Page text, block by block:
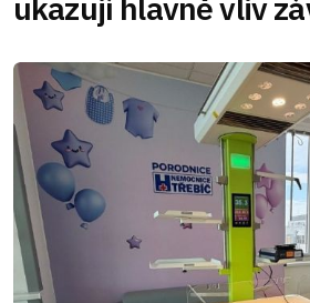
ukazují hlavně vliv